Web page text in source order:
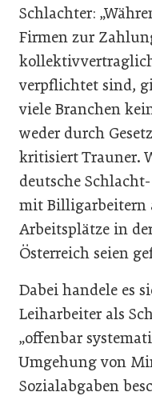
Schlachter:
Firmen zur
verpflichtet sind,
viele Branchen
weder durch
kritisiert Trauner.
deutsche
mit Billigarbeitern
Arbeitsplätze in
Österreich seien
Dabei handele es
Leiharbeiter als
„offenbar
Umgehung von
Sozialabgaben